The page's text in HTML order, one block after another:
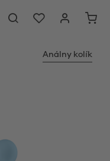
Análny kolík